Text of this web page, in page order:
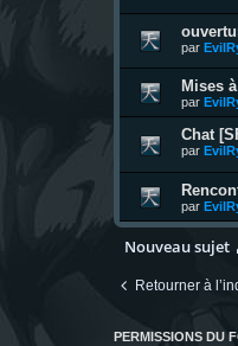
par
Mises
par
Chat
par
par
Nouveau sujet
Retourner à
PERMISSIONS DU